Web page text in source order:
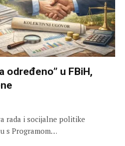
određeno” u FBiH,
rada i socijalne politike
s Programom…